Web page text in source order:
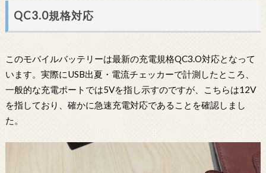
QC3.0規格対応
このモバイルバッテリーは最新の充電規格QC3.O対応となって
います。実際にUSB出夏・電流チェッカーで計測したところ、
一般的な充電ポートでは5Vを指し示すのですが、こちらは12V
を指しており、確かに急速充電対応であることを確認しまし
た。